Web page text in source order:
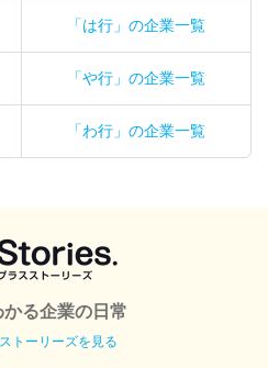
「は行」の企業一覧
「や行」の企業一覧
「わ行」の企業一覧
る企業の日常
トーリーズを見る